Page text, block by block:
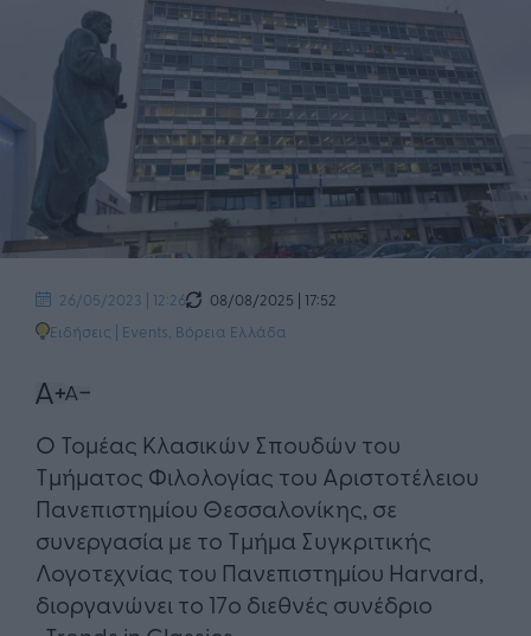
26/05/2023 | 12:26
08/08/2025 | 17:52
Ειδήσεις | Events Βόρεια Ελλάδα
Ο Τομέας Κλασικών Σπουδών του
Τμήματος Φιλολογίας του Αριστοτέλειου
Πανεπιστημίου Θεσσαλονίκης, σε
συνεργασία με το Τμήμα Συγκριτικής
Λογοτεχνίας του Πανεπιστημίου Harvard,
διοργανώνει το 17o διεθνές συνέδριο